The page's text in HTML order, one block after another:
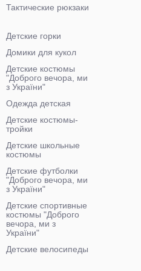
Тактические рюкзаки
Детские горки
Домики для кукол
Детские костюмы
"Доброго вечора, ми
з України"
Одежда детская
Детские костюмы-
тройки
Детские школьные
костюмы
Детские футболки
"Доброго вечора, ми
з України"
Детские спортивные
костюмы "Доброго
вечора, ми з
України"
Детские велосипеды